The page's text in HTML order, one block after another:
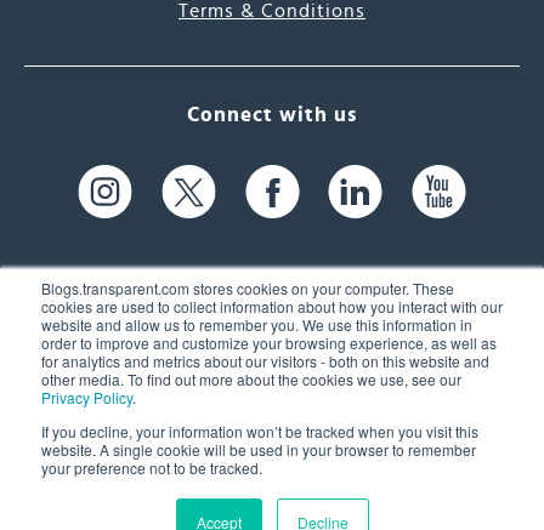
Blogs.transparent.com stores cookies on your computer. These
cookies are used to collect information about how you interact with our
website and allow us to remember you. We use this information in
order to improve and customize your browsing experience, as well as
for analytics and metrics about our visitors - both on this website and
other media. To find out more about the cookies we use, see our
Privacy Policy.
If you decline, your information won’t be tracked when you visit this
website. A single cookie will be used in your browser to remember
your preference not to be tracked.
Accept Decline
Terms & Conditions
Connect with us
61 Spit Brook Rd, Suite 104,
Nashua, NH 03060 USA
(603) 262-6300